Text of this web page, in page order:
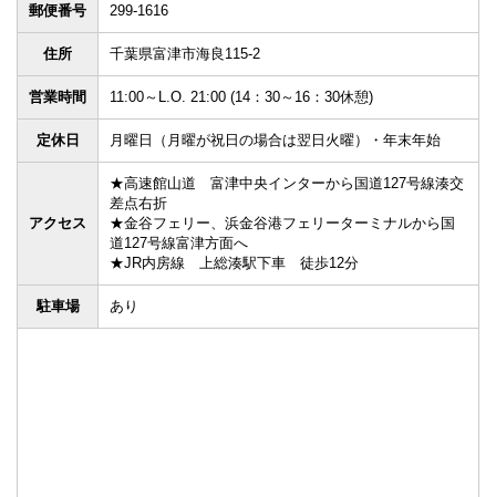
郵便番号 299-1616
住所 千葉県富津市海良115-2
営業時間 11:00～L.O. 21:00 (14：30～16：30休憩)
定休日 月曜日（月曜が祝日の場合は翌日火曜）・年末年始
アクセス
★高速館山道 富津中央インターから国道127号線湊交
差点右折
★金谷フェリー、浜金谷港フェリーターミナルから国
道127号線富津方面へ
★JR内房線 上総湊駅下車 徒歩12分
駐車場 あり